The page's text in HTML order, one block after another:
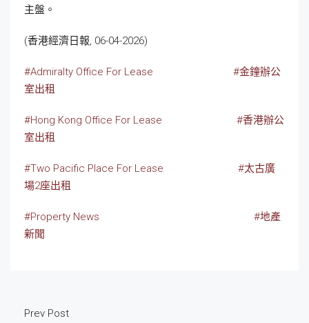
主盤。
(香港經濟日報, 06-04-2026)
#Admiralty Office For Lease
#金鐘辦公
室出租
#Hong Kong Office For Lease
#香港辦公
室出租
#Two Pacific Place For Lease
#太古廣
場2座出租
#Property News
#地產
新聞
Prev Post